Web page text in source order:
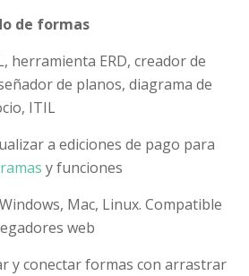
de formas
herramienta ERD, creador de
de planos, diagrama de
ITIL
a ediciones de pago para
y funciones
Mac, Linux. Compatible
web
y conectar formas con arrastrar